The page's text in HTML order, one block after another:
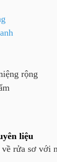
rộng
liệu
rửa sơ với